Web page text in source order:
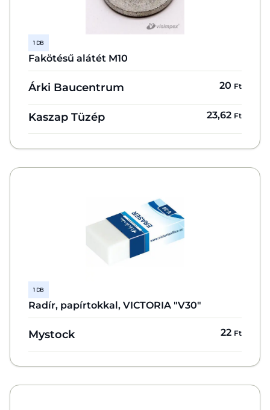
1 DB
Fakötésű alátét M10
Árki Baucentrum 20 Ft
Kaszap Tüzép 23,62 Ft
1 DB
Radír, papírtokkal, VICTORIA "V30"
Mystock 22 Ft